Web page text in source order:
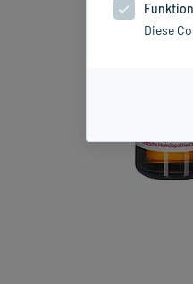
Diese